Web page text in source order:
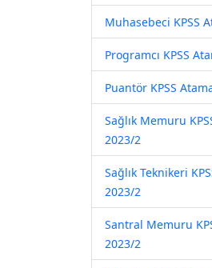
Muhasebeci KPSS
Programcı KPSS
Puantör KPSS
Sağlık Memuru
2023/2
Sağlık Teknikeri
2023/2
Santral Memuru
2023/2